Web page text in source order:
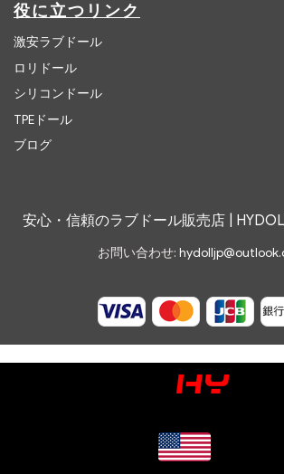
役に立つリンク
激安ラブドール
ロリドール
シリコンドール
TPEドール
ブログ
安心・信頼のラブドール販売店 |
お問い合わせ: